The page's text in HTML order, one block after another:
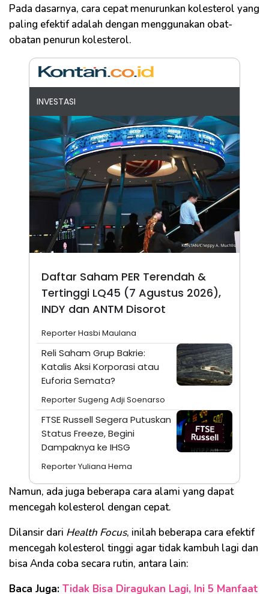
Pada dasarnya, cara cepat menurunkan kolesterol yang
paling efektif adalah dengan menggunakan obat-
obatan penurun kolesterol.
INVESTASI
Daftar Saham PER Terendah &
Tertinggi LQ45 (7 Agustus 2026),
INDY dan ANTM Disorot
Reporter Hasbi Maulana
Reli Saham Grup Bakrie:
Katalis Aksi Korporasi atau
Euforia Semata?
Reporter Sugeng Adji Soenarso
FTSE Russell Segera Putuskan
Status Freeze, Begini
Dampaknya ke IHSG
Reporter Yuliana Hema
Namun, ada juga beberapa cara alami yang dapat
mencegah kolesterol dengan cepat.
Dilansir dari Health Focus, inilah beberapa cara efektif
mencegah kolesterol tinggi agar tidak kambuh lagi dan
bisa Anda coba secara rutin, antara lain:
Baca Juga: Tidak Bisa Diragukan Lagi, Ini 5 Manfaat